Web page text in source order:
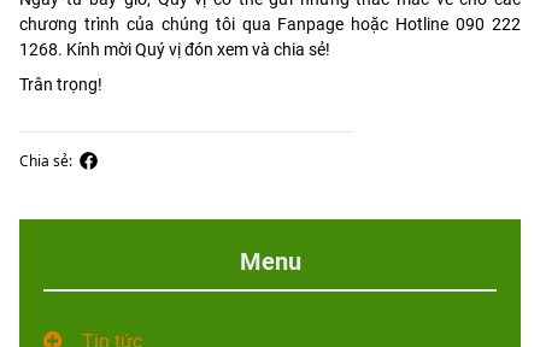
chương trình của chúng tôi qua Fanpage hoặc Hotline 090 222
1268. Kính mời Quý vị đón xem và chia sẻ!
Trân trọng!
Chia sẻ:
Menu
Tin tức